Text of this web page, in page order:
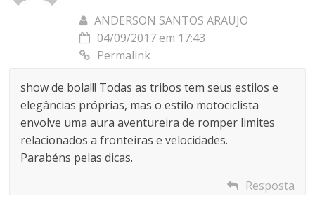
ANDERSON SANTOS ARAUJO
04/09/2017 em 17:43
Permalink
show de bola!!! Todas as tribos tem seus estilos e
elegâncias próprias, mas o estilo motociclista
envolve uma aura aventureira de romper limites
relacionados a fronteiras e velocidades.
Parabéns pelas dicas.
Resposta